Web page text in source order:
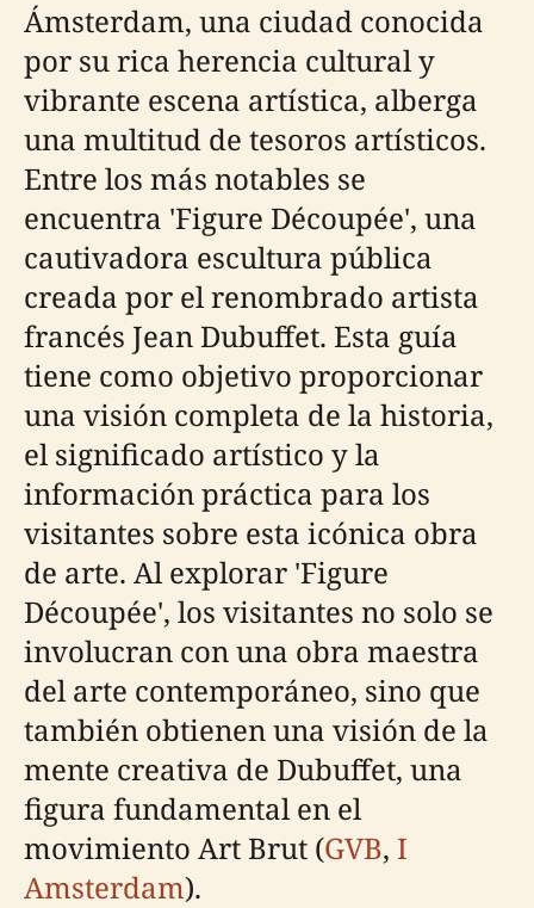
Ámsterdam, una ciudad conocida
por su rica herencia cultural y
vibrante escena artística, alberga
una multitud de tesoros artísticos.
Entre los más notables se
encuentra 'Figure Découpée', una
cautivadora escultura pública
creada por el renombrado artista
francés Jean Dubuffet. Esta guía
tiene como objetivo proporcionar
una visión completa de la historia,
el significado artístico y la
información práctica para los
visitantes sobre esta icónica obra
de arte. Al explorar 'Figure
Découpée', los visitantes no solo se
involucran con una obra maestra
del arte contemporáneo, sino que
también obtienen una visión de la
mente creativa de Dubuffet, una
figura fundamental en el
movimiento Art Brut (GVB, I
Amsterdam).